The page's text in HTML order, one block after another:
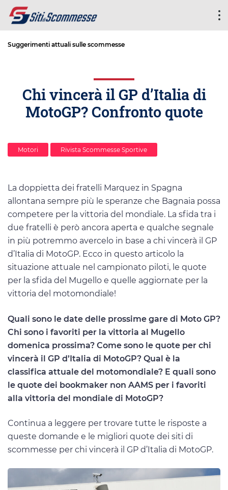
Suggerimenti attuali sulle scommesse
Chi vincerà il GP d’Italia di
MotoGP? Confronto quote
Motori Rivista Scommesse Sportive
La doppietta dei fratelli Marquez in Spagna
allontana sempre più le speranze che Bagnaia possa
competere per la vittoria del mondiale. La sfida tra i
due fratelli è però ancora aperta e qualche segnale
in più potremmo avercelo in base a chi vincerà il GP
d’Italia di MotoGP. Ecco in questo articolo la
situazione attuale nel campionato piloti, le quote
per la sfida del Mugello e quelle aggiornate per la
vittoria del motomondiale!
Quali sono le date delle prossime gare di Moto GP?
Chi sono i favoriti per la vittoria al Mugello
domenica prossima? Come sono le quote per chi
vincerà il GP d’Italia di MotoGP? Qual è la
classifica attuale del motomondiale? E quali sono
le quote dei bookmaker non AAMS per i favoriti
alla vittoria del mondiale di MotoGP?
Continua a leggere per trovare tutte le risposte a
queste domande e le migliori quote dei siti di
scommesse per chi vincerà il GP d’Italia di MotoGP.